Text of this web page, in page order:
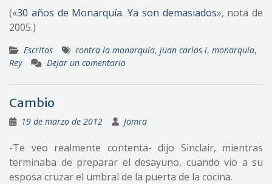
(«30 años de Monarquía. Ya son demasiados», nota de
2005.)
Escritos contra la monarquía, juan carlos i, monarquía,
Rey
Dejar un comentario
Cambio
19 de marzo de 2012 Jomra
-Te veo realmente contenta- dijo Sinclair, mientras
terminaba de preparar el desayuno, cuando vio a su
esposa cruzar el umbral de la puerta de la cocina.